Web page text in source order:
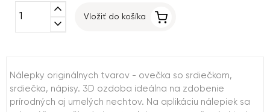
expand_less
expand_more
Vložiť do košíka
Nálepky originálnych tvarov - ovečka so srdiečkom,
srdiečka, nápisy. 3D ozdoba ideálna na zdobenie
prírodných aj umelých nechtov. Na aplikáciu nálepiek sa